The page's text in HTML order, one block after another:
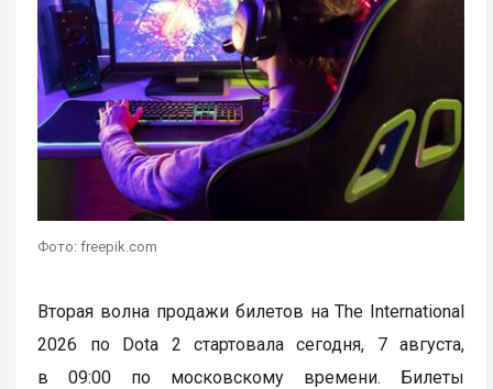
Фото: freepik.com
Вторая волна продажи билетов на The International
2026 по Dota 2 стартовала сегодня, 7 августа,
в 09:00 по московскому времени. Билеты